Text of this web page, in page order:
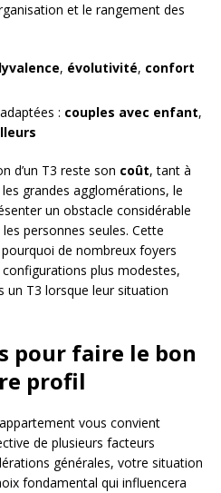
et le rangement des
, évolutivité, confort
: couples avec enfant,
d’un T3 reste son coût, tant à
les grandes agglomérations, le
un obstacle considérable
personnes seules. Cette
de nombreux foyers
plus modestes,
un T3 lorsque leur situation
pour faire le bon
profil
vous convient
de plusieurs facteurs
générales, votre situation
fondamental qui influencera